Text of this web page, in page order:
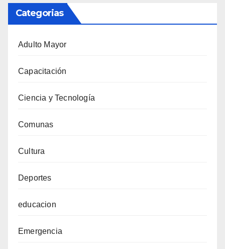
Categorias
Adulto Mayor
Capacitación
Ciencia y Tecnología
Comunas
Cultura
Deportes
educacion
Emergencia